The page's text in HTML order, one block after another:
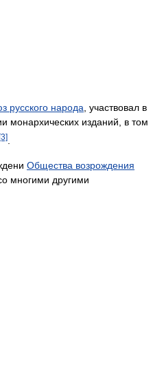
русского народа , участвовал в
изданий, в том
Общества возрождения
многими другими